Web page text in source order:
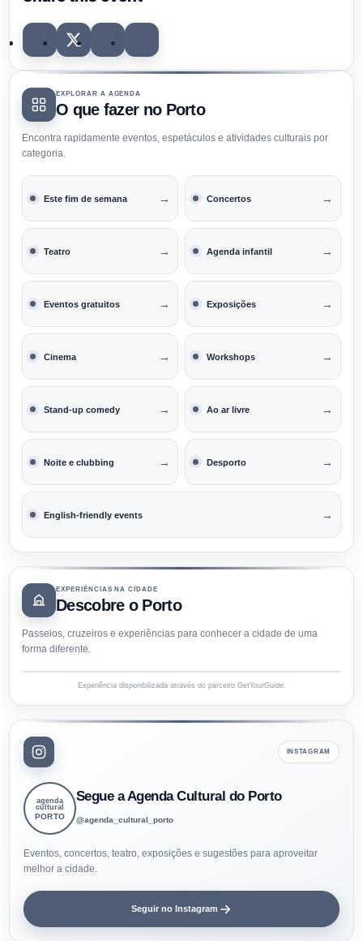
EXPLORAR A AGENDA
O que fazer no Porto
Encontra rapidamente eventos, espetáculos e atividades culturais por
categoria.
Este fim de semana → Concertos →
Teatro → Agenda infantil →
Eventos gratuitos → Exposições →
Cinema → Workshops →
Stand-up comedy → Ao ar livre →
Noite e clubbing → Desporto →
English-friendly events →
EXPERIÊNCIAS NA CIDADE
Descobre o Porto
Passeios, cruzeiros e experiências para conhecer a cidade de uma
forma diferente.
Experiência disponibilizada através do parceiro GetYourGuide.
INSTAGRAM
agenda
cultural
PORTO
Segue a Agenda Cultural do Porto
@agenda_cultural_porto
Eventos, concertos, teatro, exposições e sugestões para aproveitar
melhor a cidade.
Seguir no Instagram